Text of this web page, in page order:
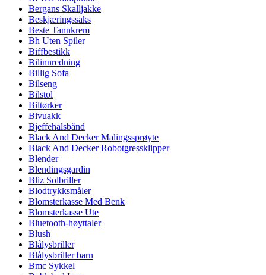
Bergans Skalljakke
Beskjæringssaks
Beste Tannkrem
Bh Uten Spiler
Biffbestikk
Bilinnredning
Billig Sofa
Bilseng
Bilstol
Biltørker
Bivuakk
Bjeffehalsbånd
Black And Decker Malingssprøyte
Black And Decker Robotgressklipper
Blender
Blendingsgardin
Bliz Solbriller
Blodtrykksmåler
Blomsterkasse Med Benk
Blomsterkasse Ute
Bluetooth-høyttaler
Blush
Blålysbriller
Blålysbriller barn
Bmc Sykkel